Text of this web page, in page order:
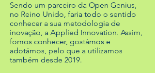
Sendo um parceiro da Open Genius,
no Reino Unido, faria todo o sentido
conhecer a sua metodologia de
inovação, a Applied Innovation. Assim,
fomos conhecer, gostámos e
adotámos, pelo que a utilizamos
também desde 2019.